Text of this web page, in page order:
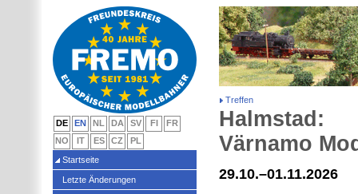
Treffen
Halmstad:
Värnamo
29.10.–01.11.2026
DE EN NL DA SV FI
FR
NO
IT ES CZ
PL
Startseite
Letzte Änderungen